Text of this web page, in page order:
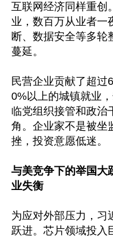
互联网经济同样重创
业，数百万从业者一
断、数据安全等多轮
蔓延。
民营企业贡献了超过
0%以上的城镇就业
临党组织接管和政治
角。企业家不是被坐
挫，投资意愿低迷。
与美竞争下的举国大
业失衡
为应对外部压力，习
跃进。芯片领域投入